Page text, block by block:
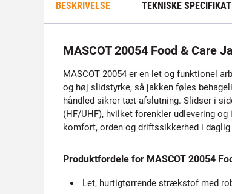
BESKRIVELSE TEKNISKE
MASCOT 20054 Food & Care
MASCOT 20054 er en let og funktionel
og høj slidstyrke, så jakken føles
håndled sikrer tæt afslutning. Slidser i
(HF/UHF), hvilket forenkler udlevering
komfort, orden og driftssikkerhed i daglig
Produktfordele for MASCOT 20054
Let, hurtigtørrende strækstof med